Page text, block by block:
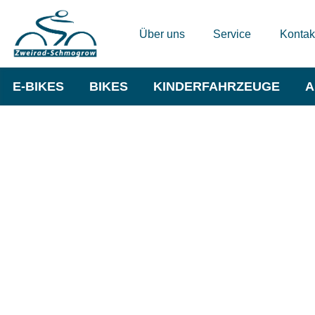
Über uns Service
E-BIKES BIKES KINDERFAHRZEUGE